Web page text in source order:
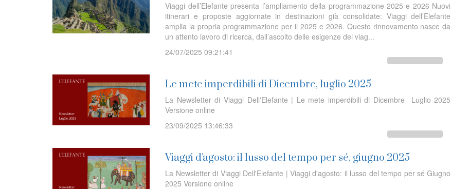
Viaggi dell’Elefante presenta l’ampliamento della programmazione 2025 e 2026 Nuovi
itinerari e proposte aggiornate in destinazioni già consolidate: Viaggi dell’Elefante
amplia la propria programmazione per il 2025 e 2026. Questo rinnovamento nasce da
un attento lavoro di ricerca, dall’ascolto delle esigenze dei viag...
24/07/2025 09:21:41
Le mete imperdibili di Dicembre, luglio 2025
La Newsletter di Viaggi Dell'Elefante | Le mete imperdibili di Dicembre Luglio 2025
Versione online
23/09/2025 13:46:33
Viaggi d'agosto: il lusso del tempo per sé, giugno 2025
La Newsletter di Viaggi Dell'Elefante | Viaggi d'agosto: il lusso del tempo per sé Giugno
2025 Versione online